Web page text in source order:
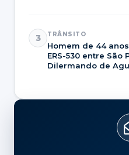
3 TRÂNSITO
Homem de 44
ERS-530 entre São
Dilermando de